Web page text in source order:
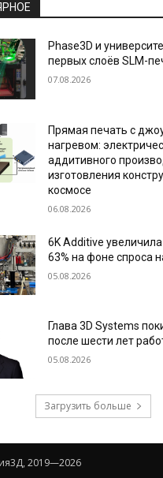
Phase3D и
первых слоёв SLM-
07.08.2026
Прямая печать с
нагревом:
аддитивного
изготовления
космосе
06.08.2026
6K Additive
63% на фоне спроса
05.08.2026
Глава 3D Systems
после шести лет
05.08.2026
Загрузить больше
2019—2026